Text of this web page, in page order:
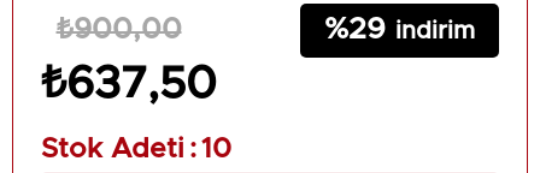
₺900,00
₺637,50
29
Stok Adeti :10